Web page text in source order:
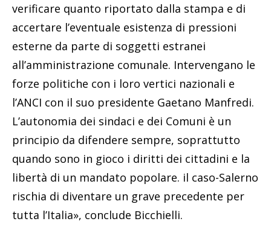
verificare quanto riportato dalla stampa e di
accertare l’eventuale esistenza di pressioni
esterne da parte di soggetti estranei
all’amministrazione comunale. Intervengano le
forze politiche con i loro vertici nazionali e
l’ANCI con il suo presidente Gaetano Manfredi.
L’autonomia dei sindaci e dei Comuni è un
principio da difendere sempre, soprattutto
quando sono in gioco i diritti dei cittadini e la
libertà di un mandato popolare. il caso-Salerno
rischia di diventare un grave precedente per
tutta l’Italia», conclude Bicchielli.